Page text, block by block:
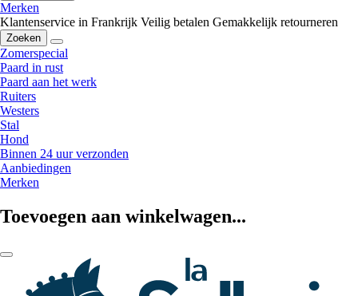
Merken
Klantenservice in Frankrijk Veilig betalen Gemakkelijk retourneren
Zoeken
Zomerspecial
Paard in rust
Paard aan het werk
Ruiters
Westers
Stal
Hond
Binnen 24 uur verzonden
Aanbiedingen
Merken
Toevoegen aan winkelwagen...